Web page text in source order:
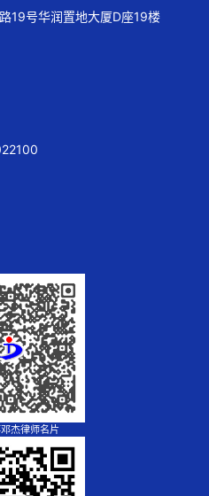
19号华润置地大厦D座19楼
杰律师名片